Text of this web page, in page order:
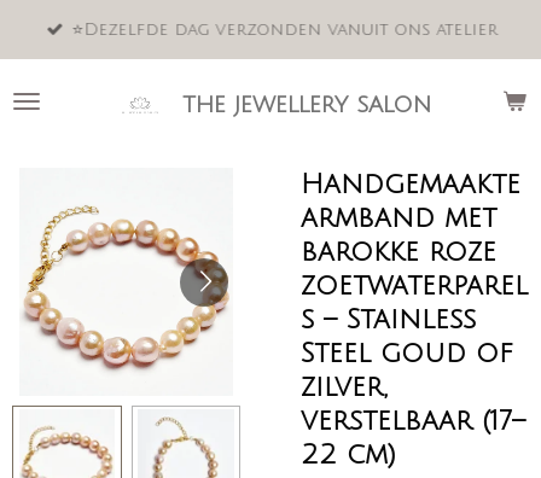
de
the jewellery salon
⭐️Dezelfde dag verzonden vanuit ons atelier
Handgemaakte
armband met
barokke roze
zoetwaterparel
s – Stainless
Steel goud of
zilver,
verstelbaar (17–
22 cm)